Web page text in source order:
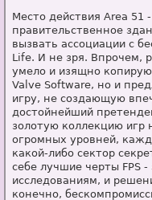
Место действия Area 51
правительственное
вызвать ассоциации с
Life. И не зря. Впрочем,
умело и изящно
Valve Software, но и
игру, не создающую
достойнейший
золотую коллекцию игр
огромных уровней,
какой-либо сектор
себе лучшие черты FPS
исследованиям, и
конечно,